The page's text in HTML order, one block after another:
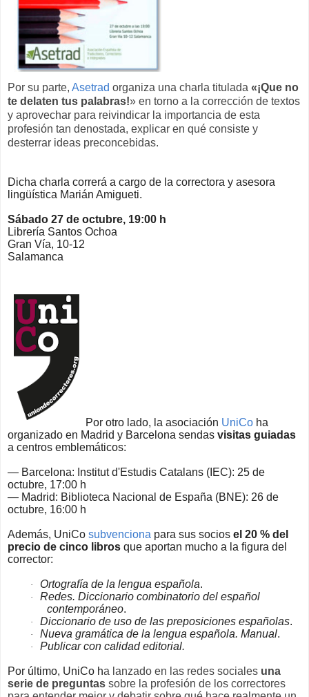
Por su parte, Asetrad organiza una charla titulada «¡Que no
te delaten tus palabras!» en torno a la corrección de textos
y aprovechar para reivindicar la importancia de esta
profesión tan denostada, explicar en qué consiste y
desterrar ideas preconcebidas.
Dicha charla correrá a cargo de la correctora y asesora
lingüística Marián Amigueti.
Sábado 27 de octubre, 19:00 h
Librería Santos Ochoa
Gran Vía, 10-12
Salamanca
Por otro lado, la asociación UniCo ha
organizado en Madrid y Barcelona sendas visitas guiadas
a centros emblemáticos:
— Barcelona: Institut d'Estudis Catalans (IEC): 25 de
octubre, 17:00 h
— Madrid: Biblioteca Nacional de España (BNE): 26 de
octubre, 16:00 h
Además, UniCo subvenciona para sus socios el 20 % del
precio de cinco libros que aportan mucho a la figura del
corrector:
· Ortografía de la lengua española.
·
Redes. Diccionario combinatorio del español
contemporáneo.
· Diccionario de uso de las preposiciones españolas.
· Nueva gramática de la lengua española. Manual.
· Publicar con calidad editorial.
Por último, UniCo ha lanzado en las redes sociales una
serie de preguntas sobre la profesión de los correctores